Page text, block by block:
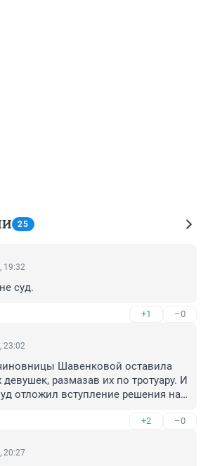
25
19:32
суд.
+1 –0
23:02
Шавенковой оставила
размазав их по тротуару. И
отложил вступление решения на
+2 –0
20:27